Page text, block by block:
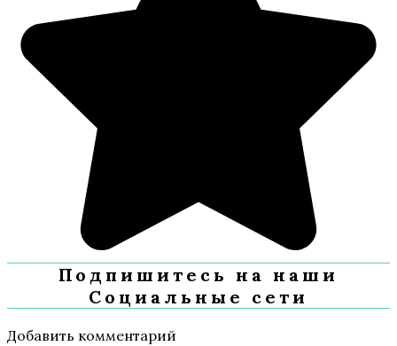
Подпишитесь на наши
Социальные сети
Добавить комментарий